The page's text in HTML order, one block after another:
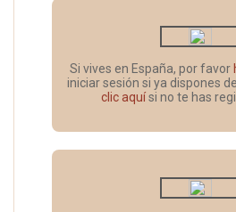
Si vives en España, por favor
iniciar sesión si ya dispones
clic aquísi no te has